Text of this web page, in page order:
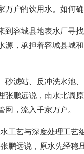
万户的饮用水。如何
容城县地表水厂寻找
源，承担着容城县城
滤站、反冲洗水池
张鹏远说，南水北调
网，流入千家万户。
艺与深度处理工艺
鹏远说，原水先经稳